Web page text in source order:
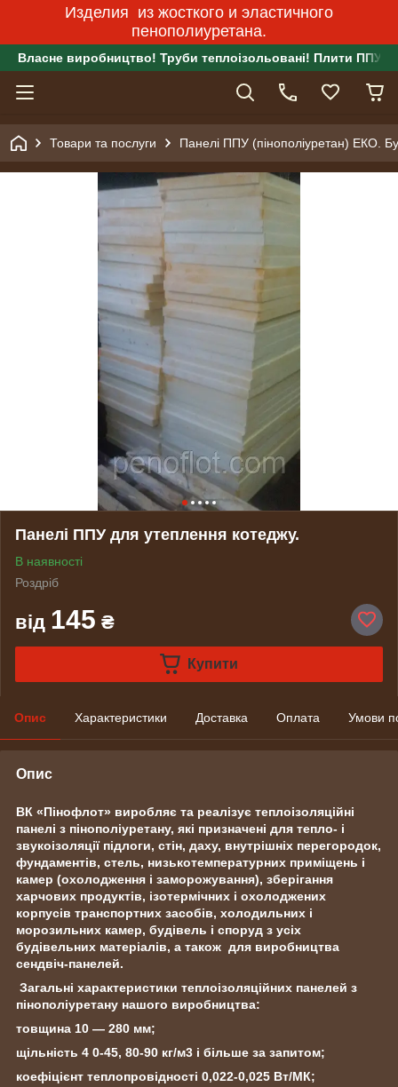
Изделия из жосткого и эластичного
пенополиуретана.
Власне виробництво! Труби теплоізольовані! Плити ППУ!
Товари та послуги Панелі ППУ (пінополіуретан) ЕКО.
Панелі ППУ для утеплення котеджу.
В наявності
Роздріб
від 145 ₴
Купити
Опис Характеристики Доставка Оплата Умови
Опис
ВК «Пінофлот» виробляє та реалізує теплоізоляційні
панелі з пінополіуретану, які призначені для тепло- і
звукоізоляції підлоги, стін, даху, внутрішніх перегородок,
фундаментів, стель, низькотемпературних приміщень і
камер (охолодження і заморожування), зберігання
харчових продуктів, ізотермічних і охолоджених
корпусів транспортних засобів, холодильних і
морозильних камер, будівель і споруд з усіх
будівельних матеріалів, а також для виробництва
сендвіч-панелей.
Загальні характеристики теплоізоляційних панелей з
пінополіуретану нашого виробництва:
товщина 10 — 280 мм;
щільність 4 0-45, 80-90 кг/м3 і більше за запитом;
коефіцієнт теплопровідності 0,022-0,025 Вт/МК;